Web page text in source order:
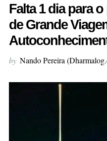
Falta 1 dia para
de Grande
by Nando Pereira